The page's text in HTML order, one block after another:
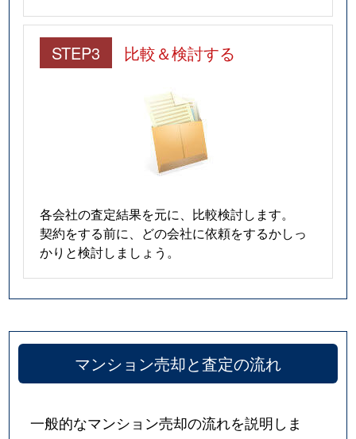
STEP3 比較＆検討する
各会社の査定結果を元に、比較検討します。
契約をする前に、どの会社に依頼をするかしっ
かりと検討しましょう。
マンション売却と査定の流れ
一般的なマンション売却の流れを説明しま